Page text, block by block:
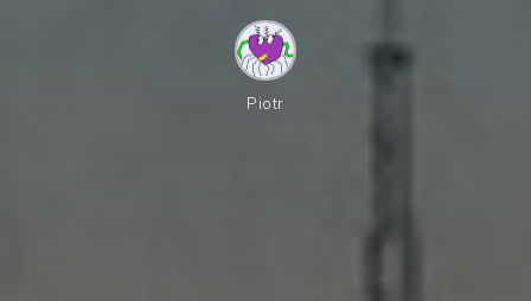
Piotr